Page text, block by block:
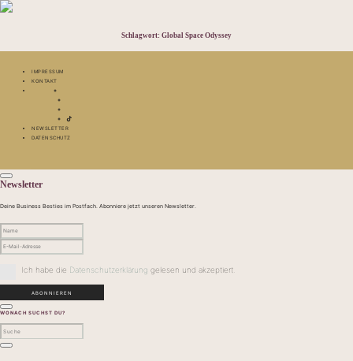
Schlagwort: Global Space Odyssey
IMPRESSUM
KONTAKT
NEWSLETTER
DATENSCHUTZ
Newsletter
Deine Business Besties im Postfach. Abonniere jetzt unseren Newsletter.
Ich habe die Datenschutzerklärung gelesen und akzeptiert.
WONACH SUCHST DU?